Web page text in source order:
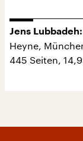
Jens
Heyne,
445 Seiten,